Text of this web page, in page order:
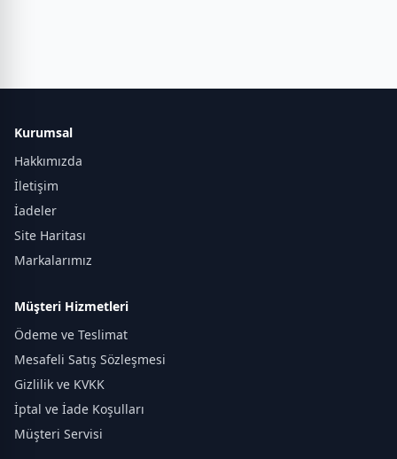
Kurumsal
Hakkımızda
İletişim
İadeler
Site Haritası
Markalarımız
Müşteri Hizmetleri
Ödeme ve Teslimat
Mesafeli Satış Sözleşmesi
Gizlilik ve KVKK
İptal ve İade Koşulları
Müşteri Servisi